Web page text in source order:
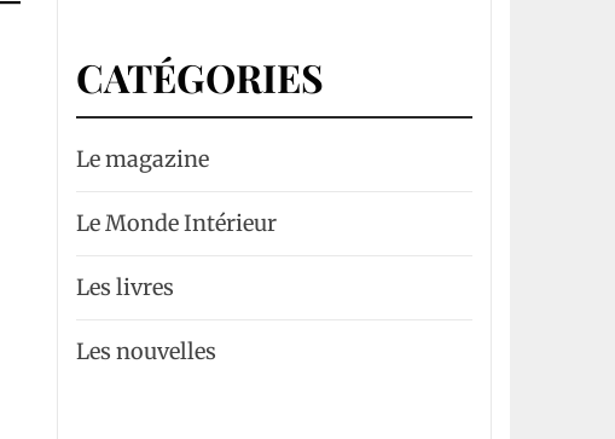
CATÉGORIES
Le magazine
Le Monde Intérieur
Les livres
Les nouvelles